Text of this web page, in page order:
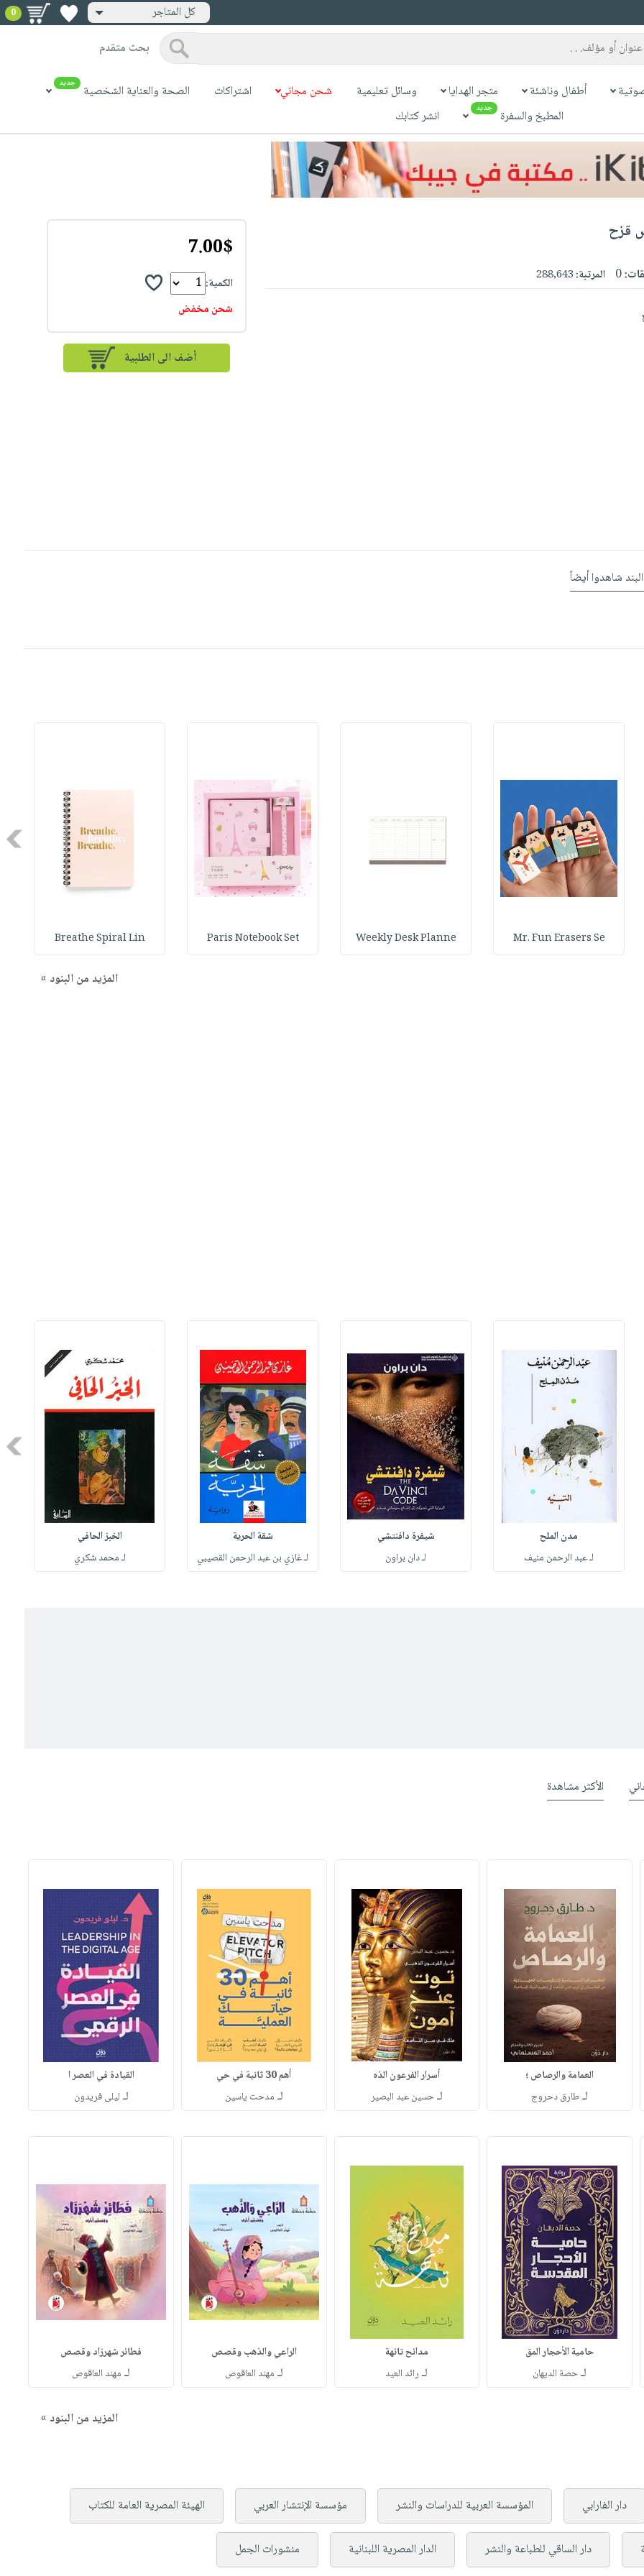
كل المتاجر 0
بحث متقدم
أطفال وناشئة متجر الهدايا وسائل تعليمية شحن مجاني اشتراكات الصحة والعناية الشخصية جديد
المطبخ والسفرة جديد انشر كتابك
قزح
0 المرتبة:288,643
7.00$
الكمية:
شحن مخفض
أضف الى الطلبية
شاهدوا أيضاً
Mr. Fun Erasers Se
Weekly Desk Planne
Paris Notebook Set
Breathe Spiral Lin
المزيد من البنود »
مدن الملح
لـ عبد الرحمن منيف
شيفرة دافنتشي
لـ دان براون
شقة الحرية
لـ غازي بن عبد الرحمن القصيبي
الخبز الحافي
لـ محمد شكري
الأكثر مشاهدة
العمامة والرصاص ؛
لـطارق دحروج
أسرار الفرعون الذه
لـحسين عبد البصير
أهم 30 ثانية في حي
لـ مدحت ياسين
القيادة في العصر ا
لـ ليلى فريدون
حامية الأحجار المق
لـحصة الديهان
مدائح تائهة
لـ رائد العيد
الراعي والذهب وقصص
لـ مهند العاقوص
فطائر شهرزاد وقصص
لـ مهند العاقوص
المزيد من البنود »
دار الفارابي المؤسسة العربية للدراسات والنشر مؤسسة الإنتشار العربي الهيئة المصرية العامة للكتاب
دار الساقي للطباعة والنشر الدار المصرية اللبنانية منشورات الجمل